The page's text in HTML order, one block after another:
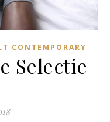
CONTEMPORARY
Selectie